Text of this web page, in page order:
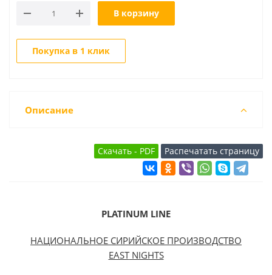
В корзину
Покупка в 1 клик
Описание
PLATINUM LINE
НАЦИОНАЛЬНОЕ СИРИЙСКОЕ ПРОИЗВОДСТВО
EASTNIGHTS